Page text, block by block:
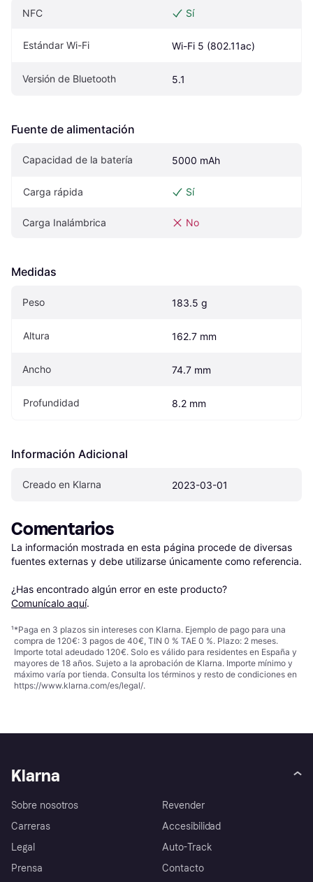
NFC Sí
Estándar Wi-Fi Wi-Fi 5 (802.11ac)
Versión de Bluetooth 5.1
Fuente de alimentación
Capacidad de la batería 5000 mAh
Carga rápida Sí
Carga Inalámbrica No
Medidas
Peso 183.5 g
Altura 162.7 mm
Ancho 74.7 mm
Profundidad 8.2 mm
Información Adicional
Creado en Klarna 2023-03-01
Comentarios
La información mostrada en esta página procede de diversas
fuentes externas y debe utilizarse únicamente como referencia.
¿Has encontrado algún error en este producto?
Comunícalo aquí.
¹*Paga en 3 plazos sin intereses con Klarna. Ejemplo de pago para una
compra de 120€: 3 pagos de 40€, TIN 0 % TAE 0 %. Plazo: 2 meses.
Importe total adeudado 120€. Solo es válido para residentes en España y
mayores de 18 años. Sujeto a la aprobación de Klarna. Importe mínimo y
máximo varía por tienda. Consulta los términos y resto de condiciones en
https://www.klarna.com/es/legal/.
Klarna
Sobre nosotros
Carreras
Legal
Prensa
Revender
Accesibilidad
Auto-Track
Contacto